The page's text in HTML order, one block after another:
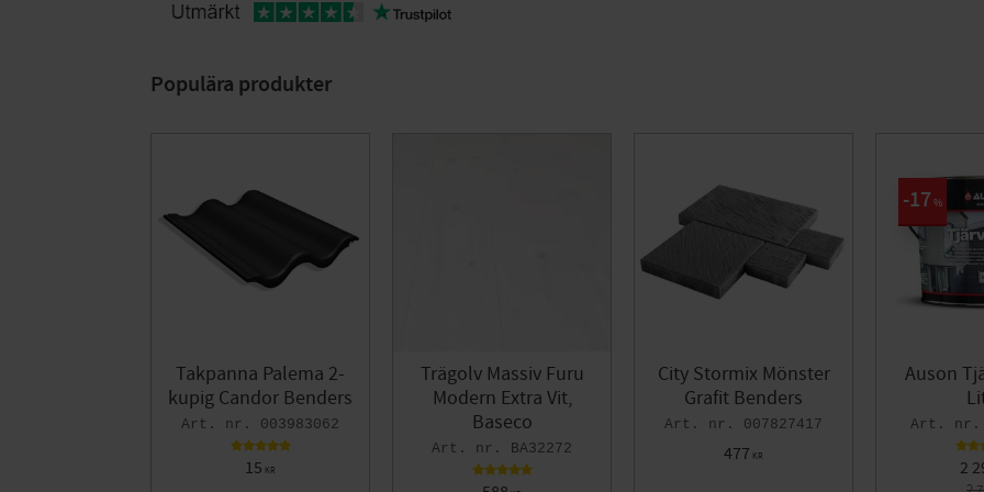
Populära produkter
Takpanna Palema 2-
kupig Candor Benders
003983062
15 KR
Trägolv Massiv Furu
Modern Extra Vit,
Baseco
BA32272
City Stormix Mönster
Grafit Benders
007827417
477 KR
Auson
2
17 %